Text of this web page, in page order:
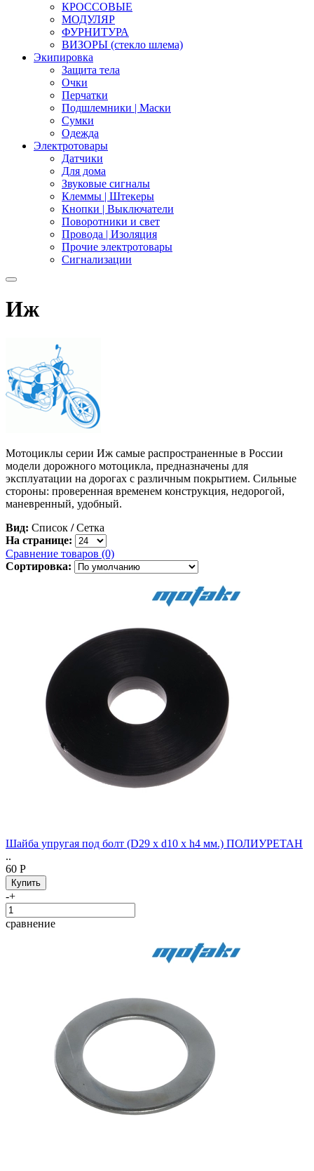
КРОССОВЫЕ
МОДУЛЯР
ФУРНИТУРА
ВИЗОРЫ (стекло шлема)
Экипировка
Защита тела
Очки
Перчатки
Подшлемники | Маски
Сумки
Одежда
Электротовары
Датчики
Для дома
Звуковые сигналы
Клеммы | Штекеры
Кнопки | Выключатели
Поворотники и свет
Провода | Изоляция
Прочие электротовары
Сигнализации
Иж
Мотоциклы серии Иж самые распространенные в России
модели дорожного мотоцикла, предназначены для
эксплуатации на дорогах с различным покрытием. Сильные
стороны: проверенная временем конструкция, недорогой,
маневренный, удобный.
Вид: Список / Сетка
На странице:
Сравнение товаров (0)
Сортировка:
Шайба упругая под болт (D29 x d10 x h4 мм.) ПОЛИУРЕТАН
..
60 Р
-+
сравнение